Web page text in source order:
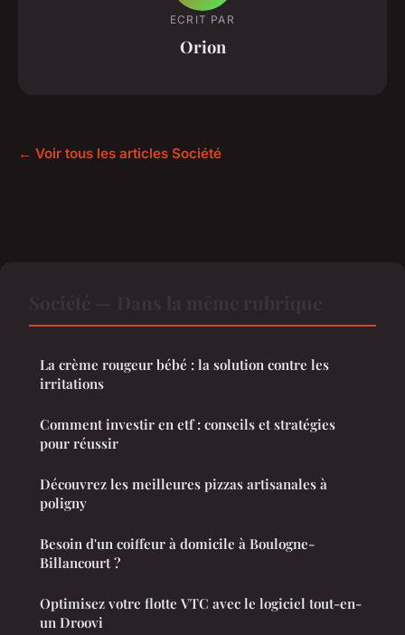
ECRIT PAR
Orion
← Voir tous les articles Société
La crème rougeur bébé : la solution contre les
irritations
Comment investir en etf : conseils et stratégies
pour réussir
Découvrez les meilleures pizzas artisanales à
poligny
Besoin d'un coiffeur à domicile à Boulogne-
Billancourt ?
Optimisez votre flotte VTC avec le logiciel tout-en-
un Droovi